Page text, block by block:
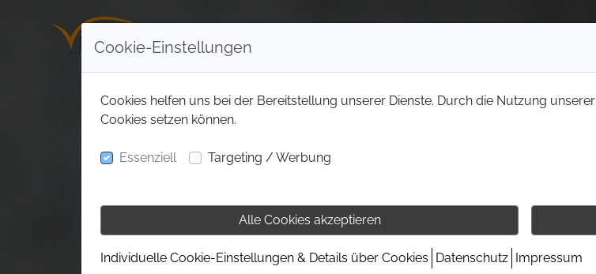
Cookie-Einstellungen
Cookies helfen uns bei der Bereitstellung unserer Dienste. Durch die Nutzung
Cookies setzen können.
Essenziell Targeting / Werbung
Alle Cookies akzeptieren
Individuelle Cookie-Einstellungen & Details über Cookies Datenschutz Impressum